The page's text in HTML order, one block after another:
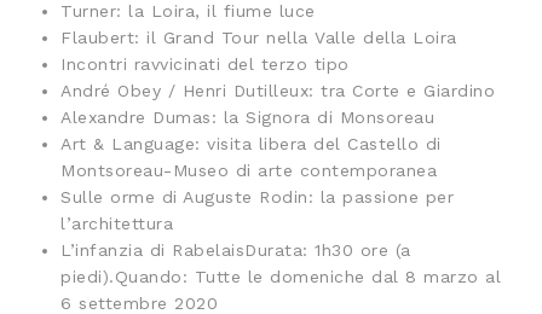
Turner: la Loira, il fiume luce
Flaubert: il Grand Tour nella Valle della Loira
Incontri ravvicinati del terzo tipo
André Obey / Henri Dutilleux: tra Corte e Giardino
Alexandre Dumas: la Signora di Monsoreau
Art & Language: visita libera del Castello di
Montsoreau-Museo di arte contemporanea
Sulle orme di Auguste Rodin: la passione per
l’architettura
L’infanzia di RabelaisDurata: 1h30 ore (a
piedi).Quando: Tutte le domeniche dal 8 marzo al
6 settembre 2020